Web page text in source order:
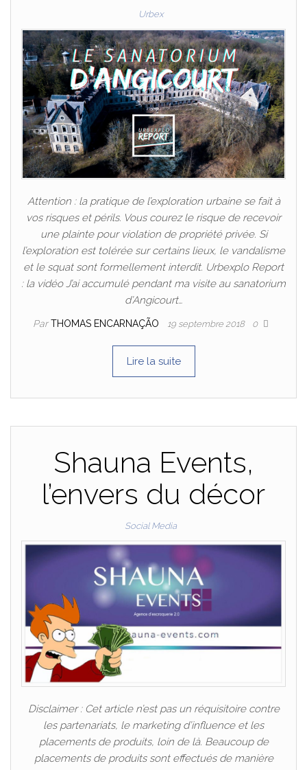
Urbex
Attention : la pratique de l’exploration urbaine se fait à
vos risques et périls. Vous courez le risque de recevoir
une plainte pour violation de propriété privée. Si
l’exploration est tolérée sur certains lieux, le vandalisme
et le squat sont formellement interdit. Urbexplo Report
: la vidéo J’ai accumulé pendant ma visite au sanatorium
d’Angicourt…
ParTHOMAS ENCARNAÇÃO 19 septembre 2018 0
Lire la suite
Shauna Events,
l’envers du décor
Social Media
Disclaimer : Cet article n’est pas un réquisitoire contre
les partenariats, le marketing d’influence et les
placements de produits, loin de là. Beaucoup de
placements de produits sont effectués de manière